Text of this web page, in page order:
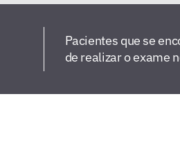
Pacientes que se
de realizar o exame